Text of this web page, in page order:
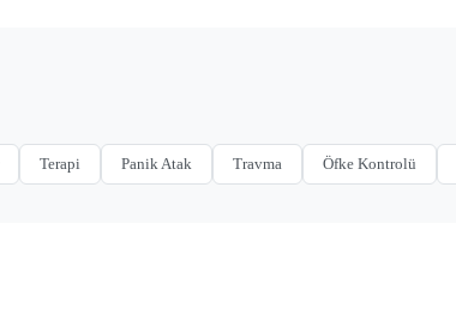
Terapi Panik Atak Travma Öfke Kontrolü